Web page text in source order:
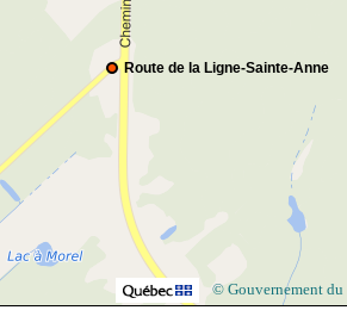
Route de la Ligne-Sainte-Anne
© Gouvernement du